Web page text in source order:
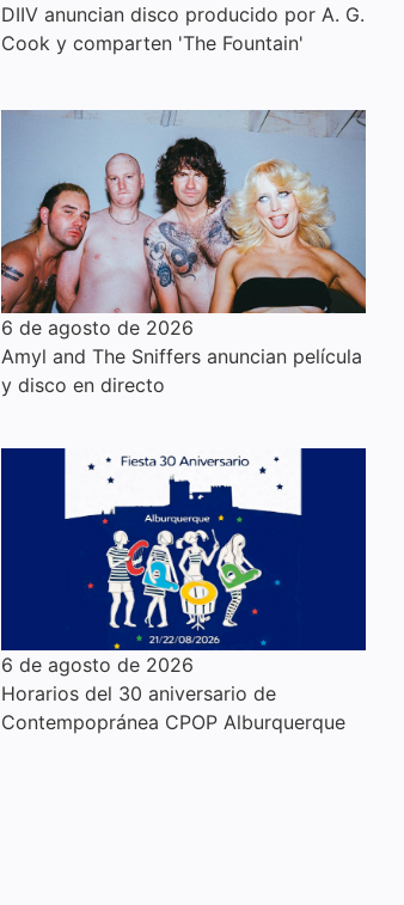
DIIV anuncian disco producido por A. G.
Cook y comparten 'The Fountain'
6 de agosto de 2026
Amyl and The Sniffers anuncian película
y disco en directo
6 de agosto de 2026
Horarios del 30 aniversario de
Contempopránea CPOP Alburquerque